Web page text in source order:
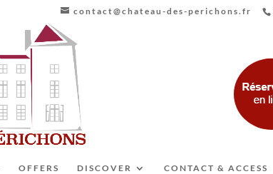
contact@chateau-des-perichons.fr
OFFERS DISCOVER CONTACT & ACCESS